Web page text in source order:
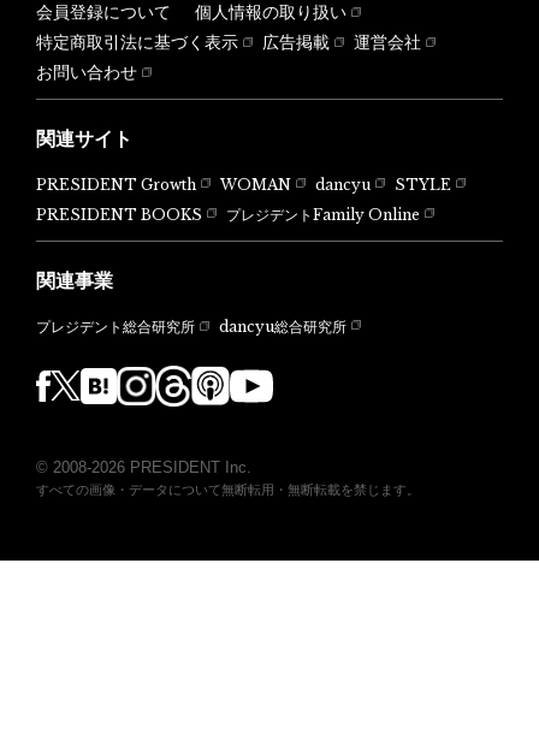
会員登録について
個人情報の取り扱い
特定商取引法に基づく表示
広告掲載
運営会社
お問い合わせ
関連サイト
PRESIDENT Growth WOMAN dancyu
STYLE
PRESIDENT BOOKS
プレジデントFamily Online
関連事業
プレジデント総合研究所 dancyu総合研究所
© 2008-2026 PRESIDENT Inc.
すべての画像・データについて無断転用・無断転載を禁じます。